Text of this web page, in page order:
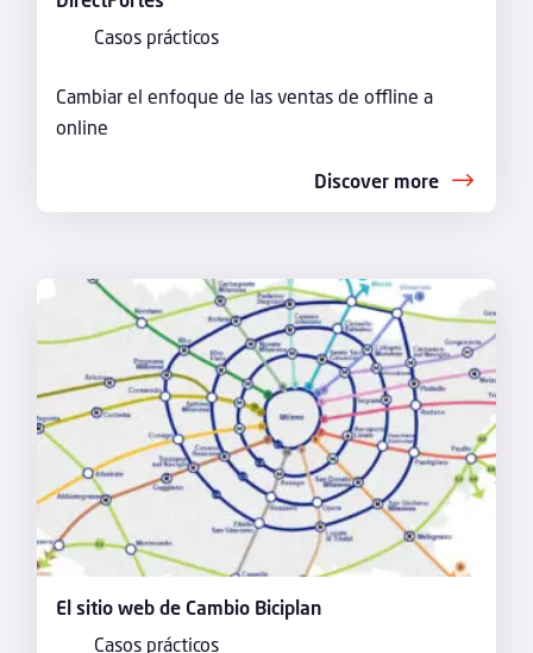
Casos prácticos
Cambiar el enfoque de las ventas de offline a
online
Discover more
El sitio web de Cambio Biciplan
Casos prácticos